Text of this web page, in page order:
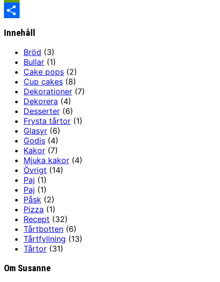
PrintFriendly
Innehåll
Bröd (3)
Bullar (1)
Cake pops (2)
Cup cakes (8)
Dekorationer (7)
Dekorera (4)
Desserter (6)
Frysta tårtor (1)
Glasyr (6)
Godis (4)
Kakor (7)
Mjuka kakor (4)
Övrigt (14)
Paj (1)
Paj (1)
Påsk (2)
Pizza (1)
Recept (32)
Tårtbotten (6)
Tårtfyllning (13)
Tårtor (31)
Om Susanne